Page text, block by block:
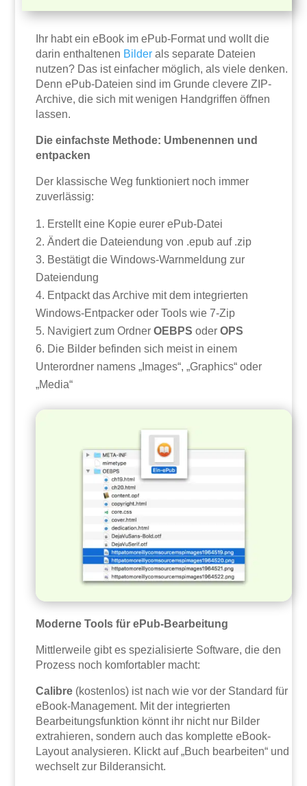
Ihr habt ein eBook im ePub-Format und wollt die
darin enthaltenen Bilder als separate Dateien
nutzen? Das ist einfacher möglich, als viele denken.
Denn ePub-Dateien sind im Grunde clevere ZIP-
Archive, die sich mit wenigen Handgriffen öffnen
lassen.
Die einfachste Methode: Umbenennen und
entpacken
Der klassische Weg funktioniert noch immer
zuverlässig:
Erstellt eine Kopie eurer ePub-Datei
Ändert die Dateiendung von .epub auf .zip
Bestätigt die Windows-Warnmeldung zur
Dateiendung
Entpackt das Archive mit dem integrierten
Windows-Entpacker oder Tools wie 7-Zip
Navigiert zum OrdnerOEBPS oderOPS
Die Bilder befinden sich meist in einem
Unterordner namens „Images“, „Graphics“ oder
„Media“
Moderne Tools für ePub-Bearbeitung
Mittlerweile gibt es spezialisierte Software, die den
Prozess noch komfortabler macht:
Calibre (kostenlos) ist nach wie vor der Standard für
eBook-Management. Mit der integrierten
Bearbeitungsfunktion könnt ihr nicht nur Bilder
extrahieren, sondern auch das komplette eBook-
Layout analysieren. Klickt auf „Buch bearbeiten“ und
wechselt zur Bilderansicht.